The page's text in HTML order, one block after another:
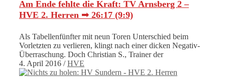
Am Ende fehlte die Kraft: TV Arnsberg 2 –
HVE 2. Herren ➟ 26:17 (9:9)
Als Tabellenfünfter mit neun Toren Unterschied beim
Vorletzten zu verlieren, klingt nach einer dicken Negativ-
Überraschung. Doch Christian S., Trainer der
4. April 2016 /HVE